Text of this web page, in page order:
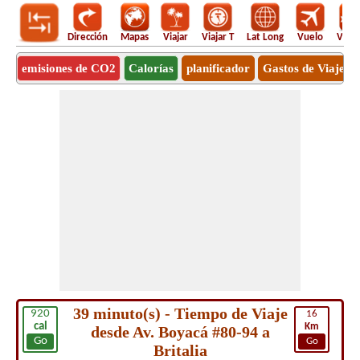
Dirección Mapas Viajar Viajar T Lat Long Vuelo
emisiones de CO2 Calorías planificador Gastos de Viaje
920
cal
Go
16
Km
Go
39 minuto(s) - Tiempo de Viaje
desde Av. Boyacá #80-94 a
Britalia